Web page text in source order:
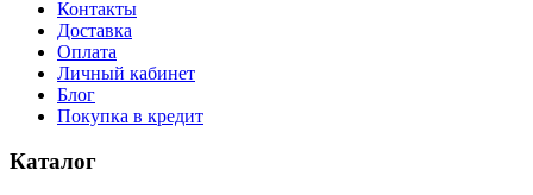
Контакты
Доставка
Оплата
Личный кабинет
Блог
Покупка в кредит
Каталог